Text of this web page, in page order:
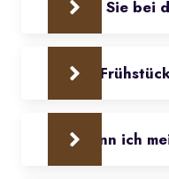
Können Sie
Ist das
Wie kann ich